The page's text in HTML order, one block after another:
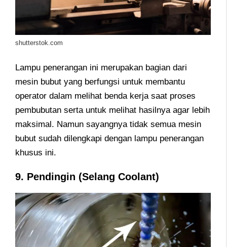
shutterstok.com
Lampu penerangan ini merupakan bagian dari
mesin bubut yang berfungsi untuk membantu
operator dalam melihat benda kerja saat proses
pembubutan serta untuk melihat hasilnya agar lebih
maksimal. Namun sayangnya tidak semua mesin
bubut sudah dilengkapi dengan lampu penerangan
khusus ini.
9. Pendingin (Selang Coolant)